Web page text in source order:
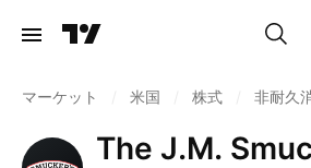
マーケット 米国 株式 非耐久
The J.M.